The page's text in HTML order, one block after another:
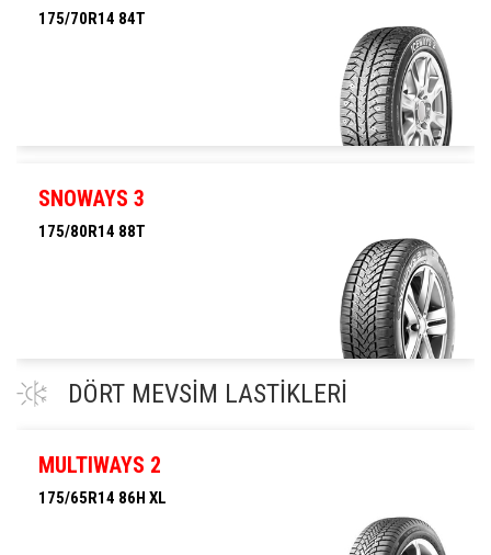
175/70R14 84T
SNOWAYS 3
175/80R14 88T
DÖRT MEVSİM LASTİKLERİ
MULTIWAYS 2
175/65R14 86H XL